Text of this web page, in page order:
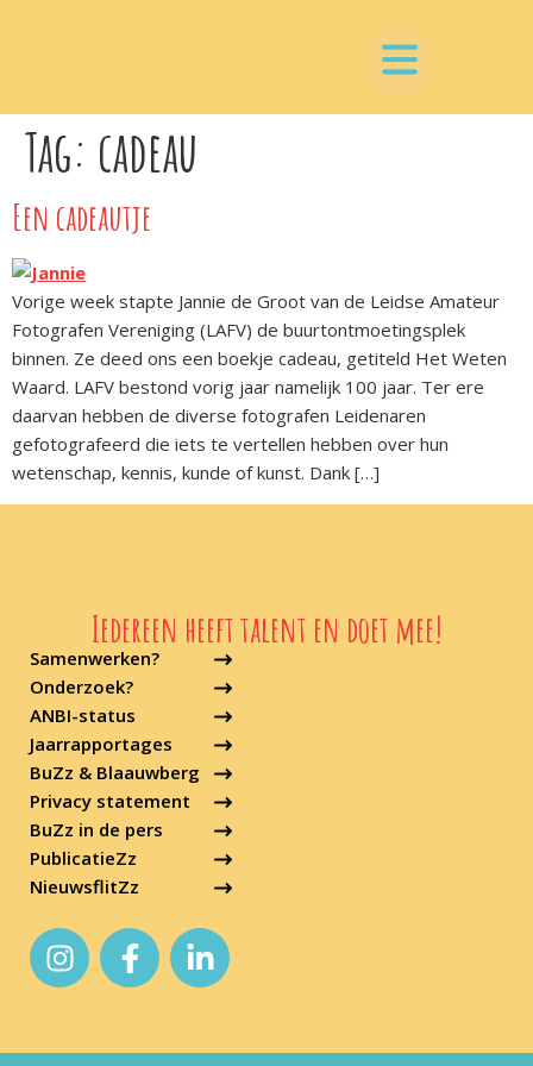
Tag: cadeau
Een cadeautje
Vorige week stapte Jannie de Groot van de Leidse Amateur
Fotografen Vereniging (LAFV) de buurtontmoetingsplek
binnen. Ze deed ons een boekje cadeau, getiteld Het Weten
Waard. LAFV bestond vorig jaar namelijk 100 jaar. Ter ere
daarvan hebben de diverse fotografen Leidenaren
gefotografeerd die iets te vertellen hebben over hun
wetenschap, kennis, kunde of kunst. Dank […]
Samenwerken?
Onderzoek?
ANBI-status
Jaarrapportages
BuZz & Blaauwberg
Privacy statement
Iedereen heeft talent en doet mee!
BuZz in de pers
PublicatieZz
NieuwsflitZz